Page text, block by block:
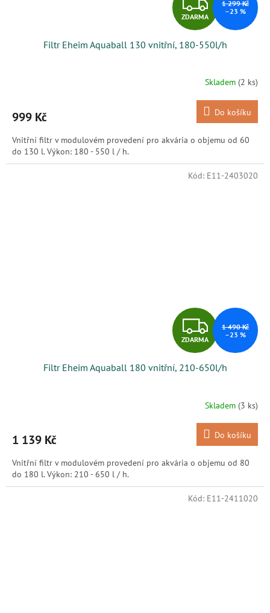
D
A
R
M
A
ZDARMA
1 299 Kč
–23 %
Filtr Eheim Aquaball 130 vnitřní, 180-550l/h
Skladem (2 ks)
999 Kč Do košíku
Vnitřní filtr v modulovém provedení pro akvária o objemu od 60
do 130 l. Výkon: 180 - 550 l / h.
Z
D
A
R
M
A
ZDARMA
1 490 Kč
–23 %
Filtr Eheim Aquaball 180 vnitřní, 210-650l/h
Skladem (3 ks)
1 139 Kč Do košíku
Vnitřní filtr v modulovém provedení pro akvária o objemu od 80
do 180 l. Výkon: 210 - 650 l / h.
Kód: E11-2403020
Kód: E11-2411020